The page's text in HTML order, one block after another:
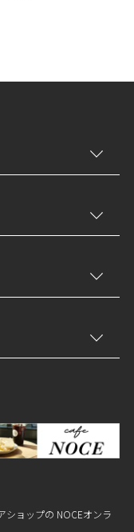
ショップの NOCEオンラ